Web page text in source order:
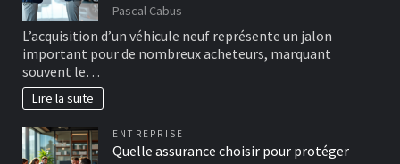
Pascal Cabus
L’acquisition d’un véhicule neuf représente un jalon
important pour de nombreux acheteurs, marquant
souvent le…
Lire la suite
ENTREPRISE
Quelle assurance choisir pour protéger